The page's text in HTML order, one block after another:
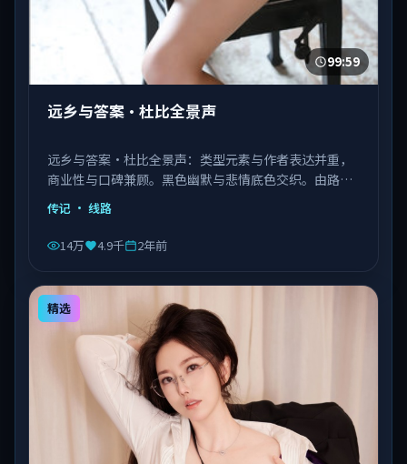
99:59
远乡与答案·杜比全景声
远乡与答案·杜比全景声：类型元素与作者表达并重，
商业性与口碑兼顾。黑色幽默与悲情底色交织。由路阳
执导，张译、肖战、杨紫琼等主演，中国香港出品，类
型为传记。
传记 · 线路
14万 4.9千 2年前
精选